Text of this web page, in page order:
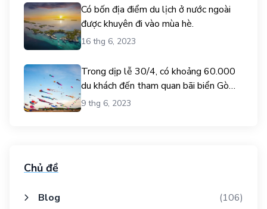
Có bốn địa điểm du lịch ở nước ngoài
được khuyên đi vào mùa hè.
16 thg 6, 2023
Trong dịp lễ 30/4, có khoảng 60.000
du khách đến tham quan bãi biển Gò
Công.
9 thg 6, 2023
Chủ đề
Blog
(106)